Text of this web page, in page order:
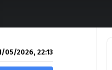
05/2026, 22:13